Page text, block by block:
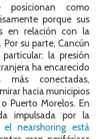
como
porque sus
en relación con la
su parte, Cancún
la presión
ha encarecido
más conectadas,
hacia municipios
Puerto Morelos. En
impulsada por la
el nearshoring está